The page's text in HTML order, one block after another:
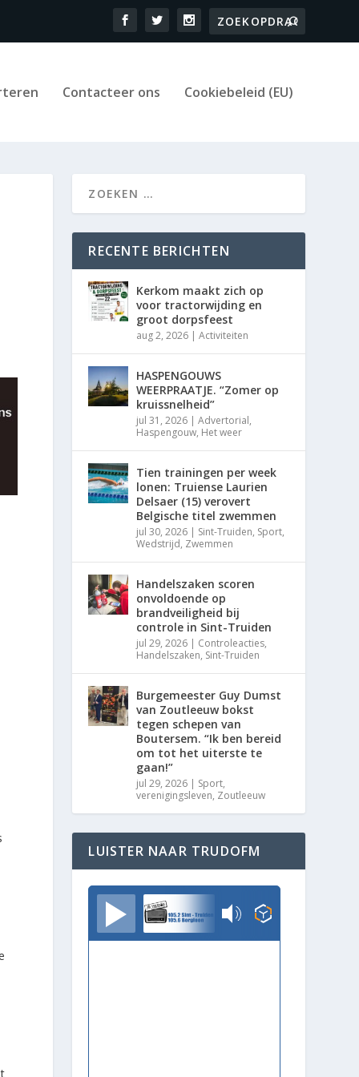
Contacteer ons Cookiebeleid (EU)
RECENTE BERICHTEN
Kerkom maakt zich op
voor tractorwijding en
groot dorpsfeest
aug 2, 2026 |Activiteiten
HASPENGOUWS
WEERPRAATJE. “Zomer op
kruissnelheid”
jul 31, 2026 |Advertorial,
Haspengouw, Het weer
Tien trainingen per week
lonen: Truiense Laurien
Delsaer (15) verovert
Belgische titel zwemmen
jul 30, 2026 | Sint-Truiden, Sport,
Wedstrijd, Zwemmen
Handelszaken scoren
onvoldoende op
brandveiligheid bij
controle in Sint-Truiden
jul 29, 2026 | Controleacties,
Handelszaken, Sint-Truiden
Burgemeester Guy Dumst
van Zoutleeuw bokst
tegen schepen van
Boutersem. “Ik ben bereid
om tot het uiterste te
gaan!”
jul 29, 2026 | Sport,
verenigingsleven, Zoutleeuw
LUISTER NAAR TRUDOFM
TrudoFM